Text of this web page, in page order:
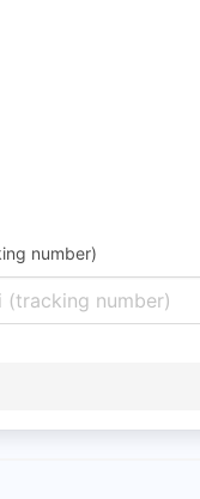
number)